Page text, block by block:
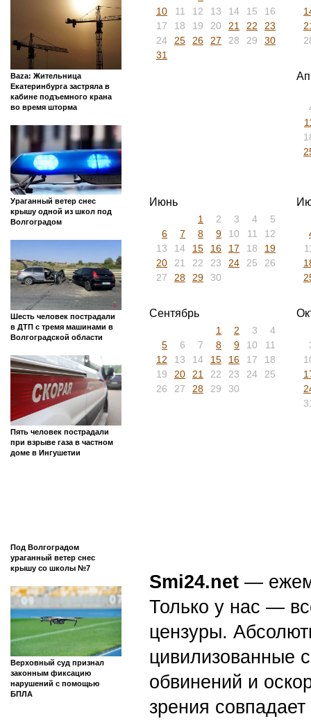
Baza: Жительница
Екатеринбурга застряла в
кабине подъемного крана
во время шторма
Ураганный ветер снес
крышу одной из школ под
Волгоградом
Шесть человек пострадали
в ДТП с тремя машинами в
Волгоградской области
Пять человек пострадали
при взрыве газа в частном
доме в Ингушетии
Под Волгоградом
ураганный ветер снес
крышу со школы №7
Верховный суд признал
законным фиксацию
нарушений с помощью
БПЛА
10
11 12 13 14 15
16
17
18 19 20 21 22
23
24
25 26 27 28 29
30
31
Июнь
1 2 3 4
5
6
7 8 9 10 11
12
13
14 15 16 17 18
19
20
21 22 23 24 25
26
27
28 29 30
Сентябрь
1 2 3
4
5
6 7 8 9 10
11
12
13 14 15 16 17
18
19
20 21 22 23 24
25
26
27 28 29 30
Smi24.net —
Только у нас —
цензуры.
цивилизованные
обвинений и
зрения